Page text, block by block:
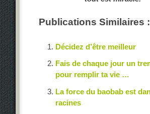
Publications Similaires :
Décidez d’être meilleur
Fais de chaque jour un
pour remplir ta vie …
La force du baobab est
racines